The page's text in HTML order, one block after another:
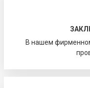
В нашем